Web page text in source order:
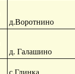
д.Воротнино
д. Галашино
с.Глинка